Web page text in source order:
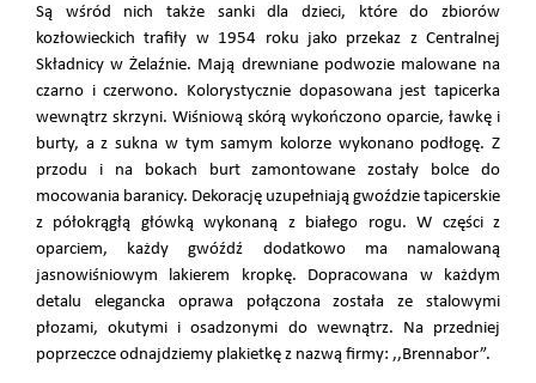
Są wśród nich także sanki dla dzieci, które do zbiorów
kozłowieckich trafiły w 1954 roku jako przekaz z Centralnej
Składnicy w Żelaźnie. Mają drewniane podwozie malowane na
czarno i czerwono. Kolorystycznie dopasowana jest tapicerka
wewnątrz skrzyni. Wiśniową skórą wykończono oparcie, ławkę i
burty, a z sukna w tym samym kolorze wykonano podłogę. Z
przodu i na bokach burt zamontowane zostały bolce do
mocowania baranicy. Dekorację uzupełniają gwoździe tapicerskie
z półokrągłą główką wykonaną z białego rogu. W części z
oparciem, każdy gwóźdź dodatkowo ma namalowaną
jasnowiśniowym lakierem kropkę. Dopracowana w każdym
detalu elegancka oprawa połączona została ze stalowymi
płozami, okutymi i osadzonymi do wewnątrz. Na przedniej
poprzeczce odnajdziemy plakietkę z nazwą firmy: ,,Brennabor”.